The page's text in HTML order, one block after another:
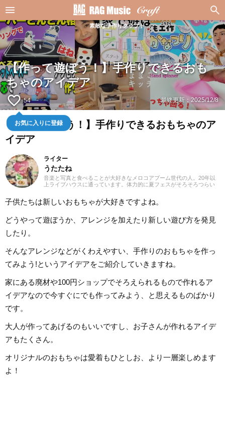
素敵な手作りクラフト
【作って遊ぼう！】手作りできるおも
ちゃのアイデア
favorite_border 54
お気に入りに登録
最終更新： 2025/12/8
【作って遊ぼう！】手作りできるおもちゃのア
イデア
ライター
うたたね
音楽と写真と食べることが大好きなメロコアブーム世代の人。20年以
上ライブハウスに通っています。体力的に夏フェスがそろそろつらい
意ではないのでストレートに入ってくる邦ロックをよく聴きますが、
オススメされると洋楽邦楽問わず浅く広くなんでも聴きます。音楽を
す。
子供たちは新しいおもちゃが大好きですよね。
どうやって遊ぼうか、アレンジを加えたり新しい遊び方を発見
したり。
そんなアレンジなどがくわえやすい、手作りのおもちゃを作っ
てみよう!というアイデアをご紹介していきますね。
家にある廃材や100円ショップでそろえられるもので作れるア
イデアなので今すぐにでも作ってみよう、と思えるものばかり
です。
大人が作ってあげるのもいいですし、お子さんが作れるアイデ
アもたくさん。
オリジナルのおもちゃは愛着もひとしお、より一層楽しめます
よ！